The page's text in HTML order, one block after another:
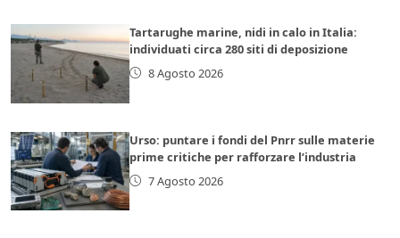
Tartarughe marine, nidi in calo in Italia:
individuati circa 280 siti di deposizione
8 Agosto 2026
Urso: puntare i fondi del Pnrr sulle materie
prime critiche per rafforzare l’industria
7 Agosto 2026